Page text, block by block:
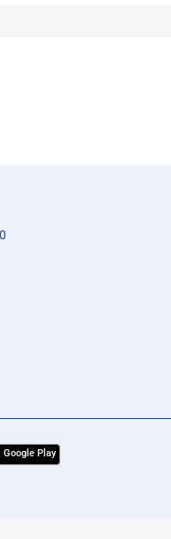
Google Play